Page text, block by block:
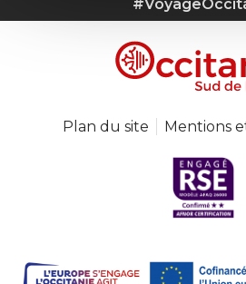
Plan du site Mentions